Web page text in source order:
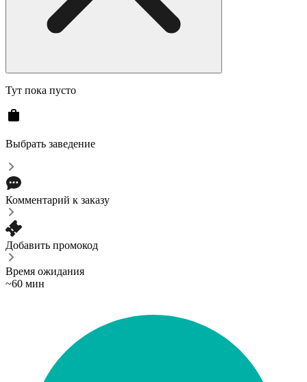
Тут пока пусто
Выбрать заведение
Комментарий к заказу
Добавить промокод
Время ожидания
~60 мин